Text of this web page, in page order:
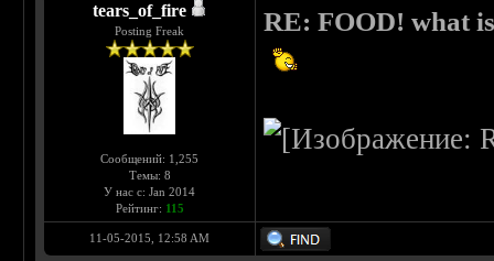
tears_of_fire
Posting Freak
Сообщений: 1,255
Темы: 8
У нас с: Jan 2014
Рейтинг: 115
RE: FOOD! what
11-05-2015, 12:58 AM